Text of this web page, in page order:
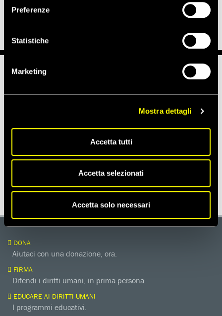
Preferenze
Statistiche
Marketing
Mostra dettagli
Accetta tutti
Accetta selezionati
Accetta solo necessari
LIBERTÀ DI ESPRESSIONE
DONA
Aiutaci con una donazione, ora.
FIRMA
Difendi i diritti umani, in prima persona.
EDUCARE AI DIRITTI UMANI
I programmi educativi.